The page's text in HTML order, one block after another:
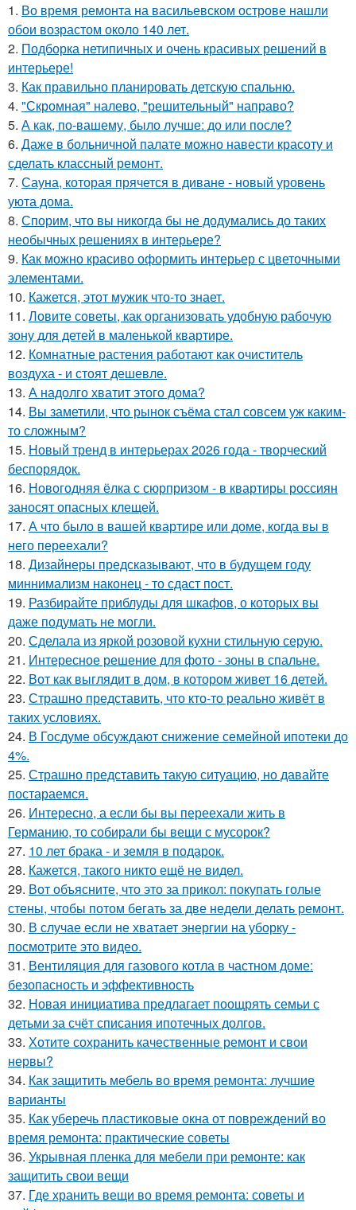
1. Во время ремонта на васильевском острове нашли
обои возрастом около 140 лет.
2. Подборка нетипичных и очень красивых решений в
интерьере!
3. Как правильно планировать детскую спальню.
4. "Скромная" налево, "решительный" направо?
5. А как, по-вашему, было лучше: до или после?
6. Даже в больничной палате можно навести красоту и
сделать классный ремонт.
7. Сауна, которая прячется в диване - новый уровень
уюта дома.
8. Спорим, что вы никогда бы не додумались до таких
необычных решениях в интерьере?
9. Как можно красиво оформить интерьер с цветочными
элементами.
10. Кажется, этот мужик что-то знает.
11. Ловите советы, как организовать удобную рабочую
зону для детей в маленькой квартире.
12. Комнатные растения работают как очиститель
воздуха - и стоят дешевле.
13. А надолго хватит этого дома?
14. Вы заметили, что рынок съёма стал совсем уж каким-
то сложным?
15. Новый тренд в интерьерах 2026 года - творческий
беспорядок.
16. Новогодняя ёлка с сюрпризом - в квартиры россиян
заносят опасных клещей.
17. А что было в вашей квартире или доме, когда вы в
него переехали?
18. Дизайнеры предсказывают, что в будущем году
миннимализм наконец - то сдаст пост.
19. Разбирайте приблуды для шкафов, о которых вы
даже подумать не могли.
20. Сделала из яркой розовой кухни стильную серую.
21. Интересное решение для фото - зоны в спальне.
22. Вот как выглядит в дом, в котором живет 16 детей.
23. Страшно представить, что кто-то реально живёт в
таких условиях.
24. В Госдуме обсуждают снижение семейной ипотеки до
4%.
25. Страшно представить такую ситуацию, но давайте
постараемся.
26. Интересно, а если бы вы переехали жить в
Германию, то собирали бы вещи с мусорок?
27. 10 лет брака - и земля в подарок.
28. Кажется, такого никто ещё не видел.
29. Вот объясните, что это за прикол: покупать голые
стены, чтобы потом бегать за две недели делать ремонт.
30. В случае если не хватает энергии на уборку -
посмотрите это видео.
31. Вентиляция для газового котла в частном доме:
безопасность и эффективность
32. Новая инициатива предлагает поощрять семьи с
детьми за счёт списания ипотечных долгов.
33. Хотите сохранить качественные ремонт и свои
нервы?
34. Как защитить мебель во время ремонта: лучшие
варианты
35. Как уберечь пластиковые окна от повреждений во
время ремонта: практические советы
36. Укрывная пленка для мебели при ремонте: как
защитить свои вещи
37. Где хранить вещи во время ремонта: советы и